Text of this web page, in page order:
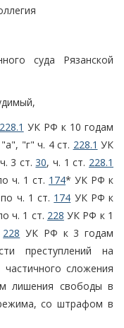
суда Рязанской
228.1 УК РФ к 10 годам
"г" ч. 4 ст. 228.1 УК
3 ст.30, ч. 1 ст. 228.1
ч. 1 ст. 174* УК РФ к
ч. 1 ст. 174 УК РФ к
ч. 1 ст. 228 УК РФ к 1
228 УК РФ к 3 годам
преступлений на
сложения
лишения свободы в
со штрафом в